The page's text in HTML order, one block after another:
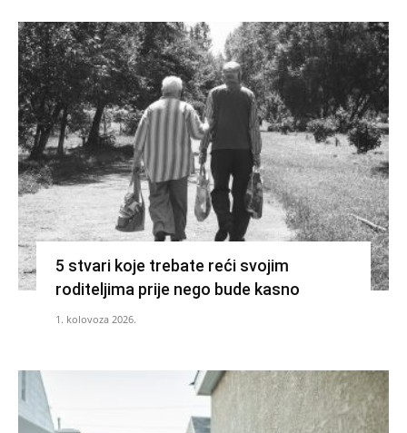
5 stvari koje trebate reći svojim
roditeljima prije nego bude kasno
1. kolovoza 2026.